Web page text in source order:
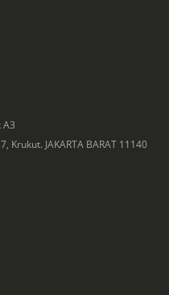
A3
Krukut. JAKARTA BARAT 11140